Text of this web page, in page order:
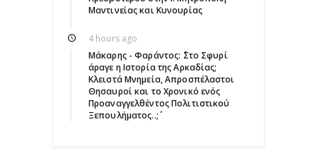
Μαντινείας και Κυνουρίας
4 hours ago
Μάκαρης - Φαράντος: ΄΄Στο Σφυρί
άραγε η Ιστορία της Αρκαδίας;
Κλειστά Μνημεία, Απροσπέλαστοι
Θησαυροί και το Χρονικό ενός
Προαναγγελθέντος Πολιτιστικού
Ξεπουλήματος..;΄΄